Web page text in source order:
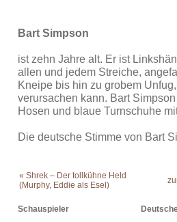
Bart Simpson
ist zehn Jahre alt. Er ist
allen und jedem Streiche,
Kneipe bis hin zu grobem
verursachen kann. Bart
Hosen und blaue Turnschuhe
Die deutsche Stimme von Bart
« Shrek – Der tollkühne Held
(Murphy, Eddie als Esel)
Schauspieler